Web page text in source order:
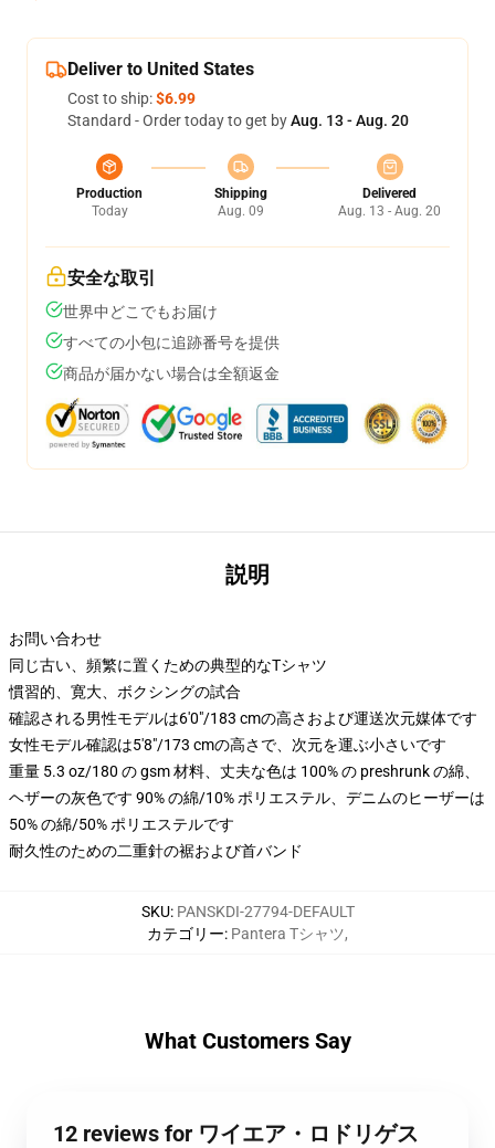
Deliver to United States
Cost to ship:$6.99
Standard - Order today to get byAug. 13 - Aug. 20
Production
Today
Shipping
Aug. 09
Delivered
Aug. 13 - Aug. 20
安全な取引
世界中どこでもお届け
すべての小包に追跡番号を提供
商品が届かない場合は全額返金
説明
お問い合わせ
同じ古い、頻繁に置くための典型的なTシャツ
慣習的、寛大、ボクシングの試合
確認される男性モデルは6'0"/183 cmの高さおよび運送次元媒体です
女性モデル確認は5'8"/173 cmの高さで、次元を運ぶ小さいです
重量 5.3 oz/180 の gsm 材料、丈夫な色は 100% の preshrunk の綿、
ヘザーの灰色です 90% の綿/10% ポリエステル、デニムのヒーザーは
50% の綿/50% ポリエステルです
耐久性のための二重針の裾および首バンド
SKU: PANSKDI-27794-DEFAULT
カテゴリー: Pantera Tシャツ,
What Customers Say
12 reviews for ワイエア・ロドリゲス